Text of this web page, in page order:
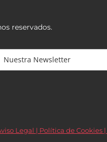
reservados.
Legal | Política de Cookies |